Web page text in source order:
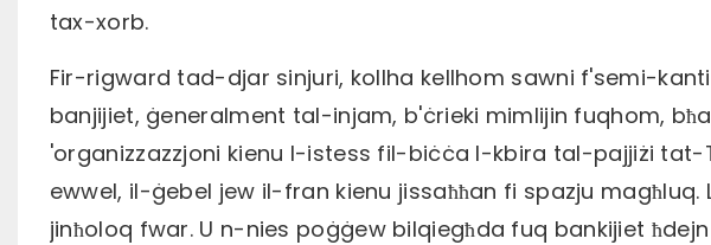
tax-xorb.
Fir-rigward tad-djar sinjuri, kollha kellhom sawni f'semi-
banjijiet, ġeneralment tal-injam, b'ċrieki mimlijin fuqhom,
'organizzazzjoni kienu l-istess fil-biċċa l-kbira tal-pajjiżi
ewwel, il-ġebel jew il-fran kienu jissaħħan fi spazju
jinħoloq fwar. U n-nies poġġew bilqiegħda fuq bankijiet